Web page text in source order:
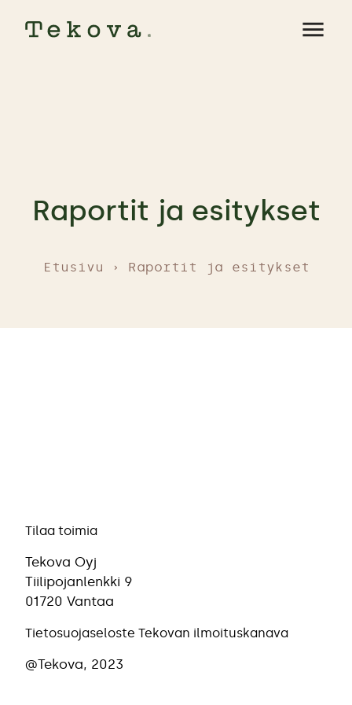
menu
Raportit ja esitykset
Etusivu Raportit ja esitykset
Tilaa toimia
Tekova Oyj
Tiilipojanlenkki 9
01720 Vantaa
Tietosuojaseloste Tekovan ilmoituskanava
@Tekova, 2023